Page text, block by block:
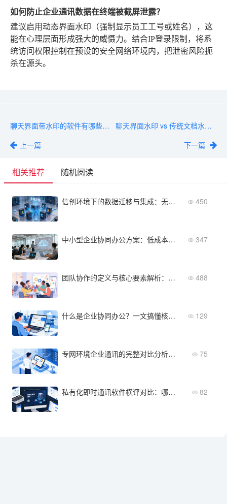
如何防止企业通讯数据在终端被截屏泄露？
建议启用动态界面水印（强制显示员工工号或姓名），这
能在心理层面形成强大的威慑力。结合IP登录限制，将系
统访问权限控制在预设的安全网络环境内，把泄密风险扼
杀在源头。
聊天界面带水印的软件有哪些？2026年十大热门推荐与避坑清单
上一篇
聊天界面水印 vs 传统文档水印：即时通信软件企业选型对比
下一篇
相关推荐 随机阅读
信创环境下的数据迁移与集成：无缝切换的实用指南 450
中小型企业协同办公方案：低成本高效能的搭建方法 347
团队协作的定义与核心要素解析：提升组织效能的关键 488
什么是企业协同办公？一文搞懂核心功能、价值与选型要点 129
专网环境企业通讯的完整对比分析（附判断清单） 75
私有化即时通讯软件横评对比：哪款更适合你的企业？ 82